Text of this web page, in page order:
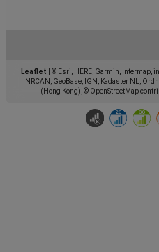
Leaflet
© Esri, HERE, Garmin, Intermap,
NRCAN, GeoBase, IGN, Kadaster NL,
(Hong Kong), © OpenStreetMap